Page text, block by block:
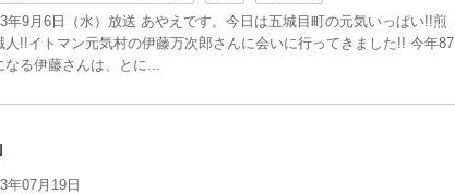
年9月6日（水）放送 あやえです。今日は五城目町の元気いっぱい!!煎
人!!イトマン元気村の伊藤万次郎さんに会いに行ってきました!! 今年87
なる伊藤さんは、とに...
年07月19日